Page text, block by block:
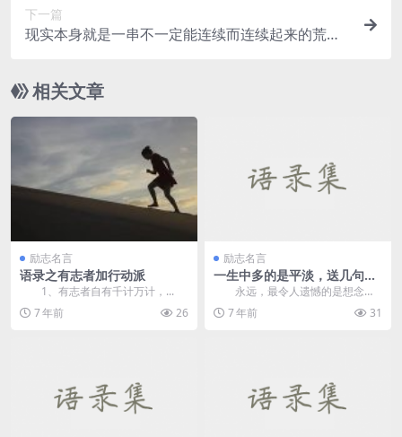
下一篇
现实本身就是一串不一定能连续而连续起来的荒
相关文章
励志名言
语录之有志者加行动派
1、有志者自有千计万计，...
7 年前
26
励志名言
一生中多的是平淡，送几句励
志句子给自己
永远，最令人遗憾的是想念
它，后悔；最痛苦的是我要来了，
你走了。 ...
7 年前 31